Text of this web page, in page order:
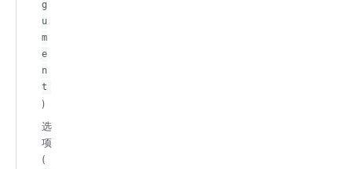
g
u
m
e
n
t
)
选
项
(